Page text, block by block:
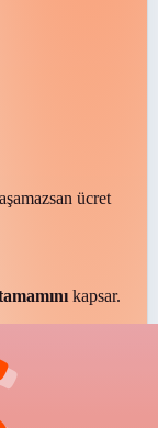
ücret
kapsar.